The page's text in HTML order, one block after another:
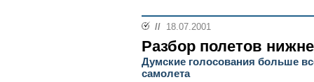
// 18.07.2001
Разбор полетов
Думские голосования больше
самолета